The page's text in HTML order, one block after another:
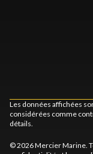
Les données affichées
considérées comme
détails.
© 2026 Mercier Marine.